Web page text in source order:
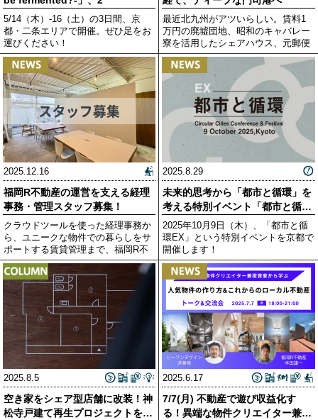
5/14（木）-16（土）の3日間、京
都・二条エリアで開催。ぜひ足をお
運びください！
最近北九州がアツいらしい。賃料1
万円の廃墟団地、昭和のキャバレー
寮を活用したシェアハウス、元郵便
局の
2025.12.16
福岡R不動産の運営を支える経理
事務・管理スタッフ募集！
クラウドツールを使った経理事務か
ら、ユニークな物件での暮らしをサ
ポートする賃貸管理まで、福岡R不
動産
2025.8.29
未来的思考から「都市と循環」を
考える特別イベント「都市と循環
EX」を10月に開催
2025年10月9日（木）、「都市と循
環EX」という特別イベントを京都で
開催します！
2025.8.5
空き家をシェア型店舗に改装！神
松寺戸建て再生プロジェクトを振
2025.6.17
7/7(月) 不動産で遊び収益化す
る！異端な物件クリエイター兼投